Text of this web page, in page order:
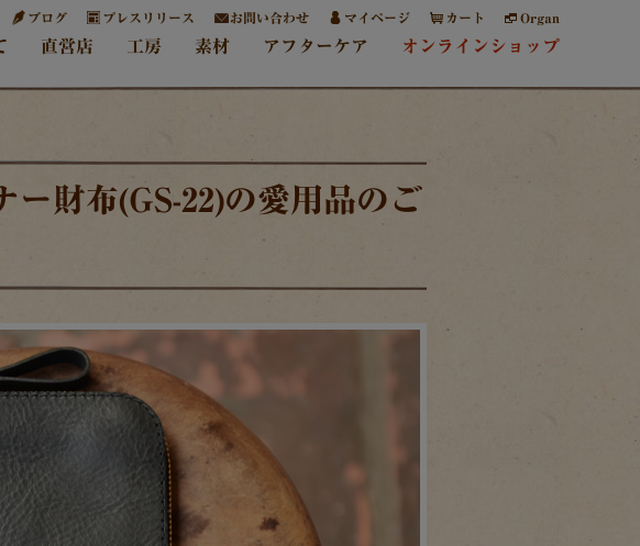
ブログ プレスリリース お問い合わせ マイページ カート Organ
直営店 工房 素材 アフターケア オンラインショップ
ー財布(GS-22)の愛用品のご